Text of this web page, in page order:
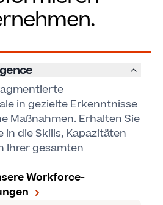
in gezielte Erkenntnisse
Maßnahmen. Erhalten Sie
die Skills, Kapazitäten
Ihrer gesamten
Workforce-